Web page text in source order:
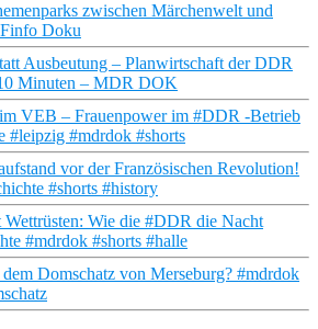
zwischen Märchenwelt und
Doku
Ausbeutung – Planwirtschaft der DDR
Minuten – MDR DOK
VEB – Frauenpower im #DDR -Betrieb
#leipzig #mdrdok #shorts
vor der Französischen Revolution!
#shorts #history
Wettrüsten: Wie die #DDR die Nacht
#mdrdok #shorts #halle
dem Domschatz von Merseburg? #mdrdok